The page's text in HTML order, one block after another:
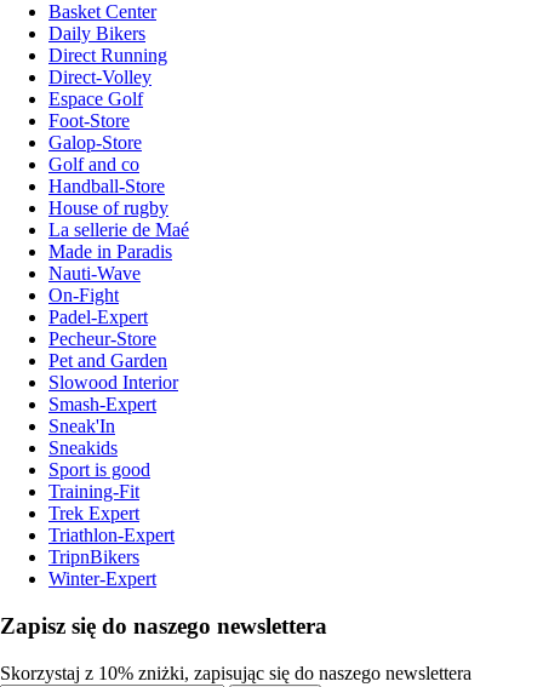
Basket Center
Daily Bikers
Direct Running
Direct-Volley
Espace Golf
Foot-Store
Galop-Store
Golf and co
Handball-Store
House of rugby
La sellerie de Maé
Made in Paradis
Nauti-Wave
On-Fight
Padel-Expert
Pecheur-Store
Pet and Garden
Slowood Interior
Smash-Expert
Sneak'In
Sneakids
Sport is good
Training-Fit
Trek Expert
Triathlon-Expert
TripnBikers
Winter-Expert
Zapisz się do naszego newslettera
Skorzystaj z 10% zniżki, zapisując się do naszego newslettera